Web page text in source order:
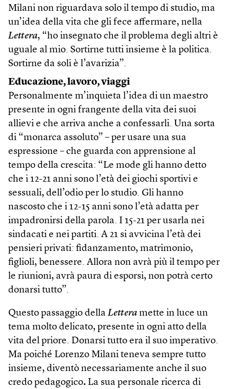
Milani non riguardava solo il tempo di studio, ma
un’idea della vita che gli fece affermare, nella
Lettera, “ho insegnato che il problema degli altri è
uguale al mio. Sortirne tutti insieme è la politica.
Sortirne da soli è l’avarizia”.
Educazione, lavoro, viaggi
Personalmente m’inquieta l’idea di un maestro
presente in ogni frangente della vita dei suoi
allievi e che arriva anche a confessarli. Una sorta
di “monarca assoluto” – per usare una sua
espressione – che guarda con apprensione al
tempo della crescita: “Le mode gli hanno detto
che i 12-21 anni sono l’età dei giochi sportivi e
sessuali, dell’odio per lo studio. Gli hanno
nascosto che i 12-15 anni sono l’età adatta per
impadronirsi della parola. I 15-21 per usarla nei
sindacati e nei partiti. A 21 si avvicina l’età dei
pensieri privati: fidanzamento, matrimonio,
figlioli, benessere. Allora non avrà più il tempo per
le riunioni, avrà paura di esporsi, non potrà certo
donarsi tutto”.
Questo passaggio della Lettera mette in luce un
tema molto delicato, presente in ogni atto della
vita del priore. Donarsi tutto era il suo imperativo.
Ma poiché Lorenzo Milani teneva sempre tutto
insieme, diventò necessariamente anche il suo
credo pedagogico. La sua personale ricerca di